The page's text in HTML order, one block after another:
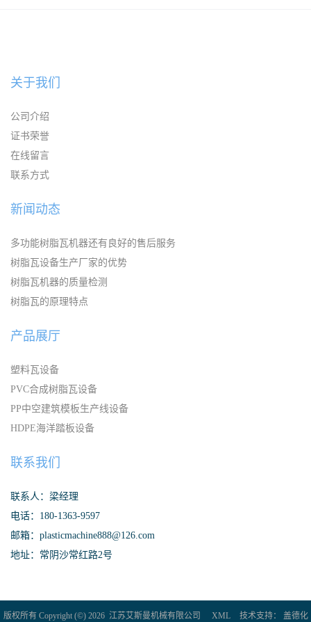
关于我们
公司介绍
证书荣誉
在线留言
联系方式
新闻动态
多功能树脂瓦机器还有良好的售后服务
树脂瓦设备生产厂家的优势
树脂瓦机器的质量检测
树脂瓦的原理特点
产品展厅
塑料瓦设备
PVC合成树脂瓦设备
PP中空建筑模板生产线设备
HDPE海洋踏板设备
联系我们
联系人：梁经理
电话：180-1363-9597
邮箱：plasticmachine888@126.com
地址：常阴沙常红路2号
版权所有 Copyright (©) 2026 江苏艾斯曼机械有限公司 XML 技术支持： 盖德化